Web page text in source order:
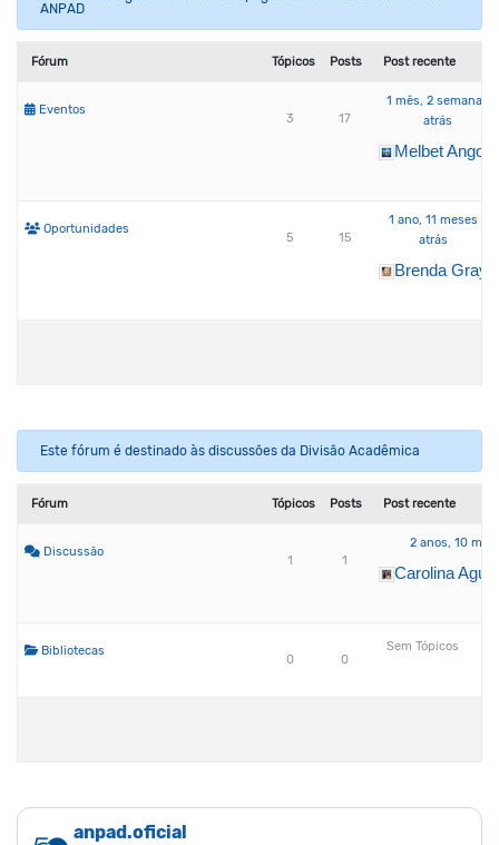
ANPAD
Fórum Tópicos Posts Post recente
Eventos
3 17
1 mês, 2 semanas
atrás
Melbet Angola
Oportunidades
5 15
1 ano, 11 meses
atrás
Brenda Gray
Este fórum é destinado às discussões da Divisão Acadêmica
Fórum Tópicos Posts Post recente
Discussão
1 1
2 anos, 10
Carolina
Bibliotecas
0 0
Sem Tópicos
anpad.oficial